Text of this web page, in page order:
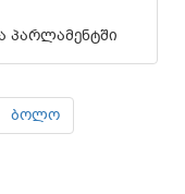
პარლამენტში
ბოლო